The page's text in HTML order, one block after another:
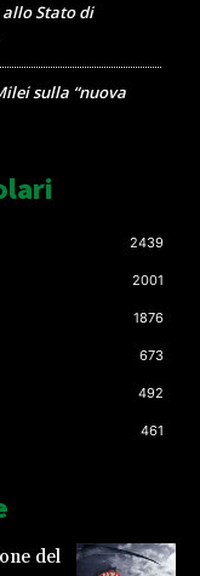
Stato di
sulla “nuova
2439
2001
1876
673
492
461
del